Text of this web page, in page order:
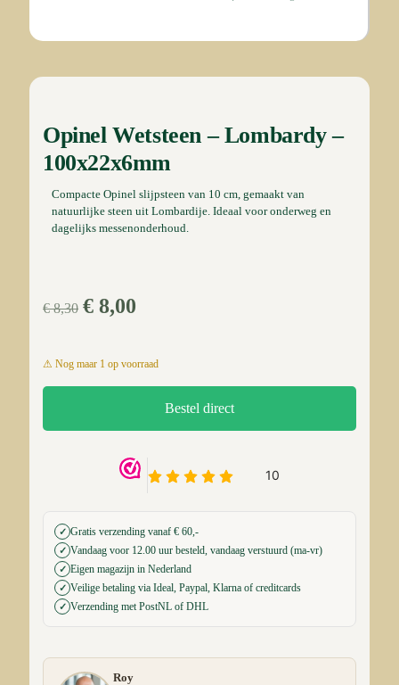
Opinel Wetsteen – Lombardy –
100x22x6mm
Compacte Opinel slijpsteen van 10 cm, gemaakt van
natuurlijke steen uit Lombardije. Ideaal voor onderweg en
dagelijks messenonderhoud.
€8,30
Oorspronkelijke
€ 8,30.
€ 8,00
Huidige
€ 8,00. 1 op voorraad
Bestel direct
✓ Gratis verzending vanaf € 60,-
✓ Vandaag voor 12.00 uur besteld, vandaag verstuurd (ma-vr)
✓ Eigen magazijn in Nederland
✓ Veilige betaling via Ideal, Paypal, Klarna of creditcards
✓ Verzending met PostNL of DHL
Roy